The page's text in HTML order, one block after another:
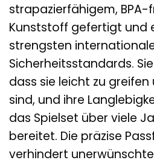
strapazierfähigem, BPA-
Kunststoff gefertigt und
strengsten
Sicherheitsstandards.
dass sie leicht zu
sind, und ihre
das Spielset über viele
bereitet. Die präzise
verhindert